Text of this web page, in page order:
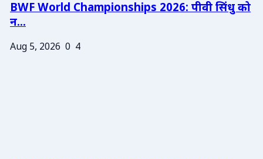
BWF World Championships 2026: पीवी सिंधु को
न...
Aug 5, 2026 0 4